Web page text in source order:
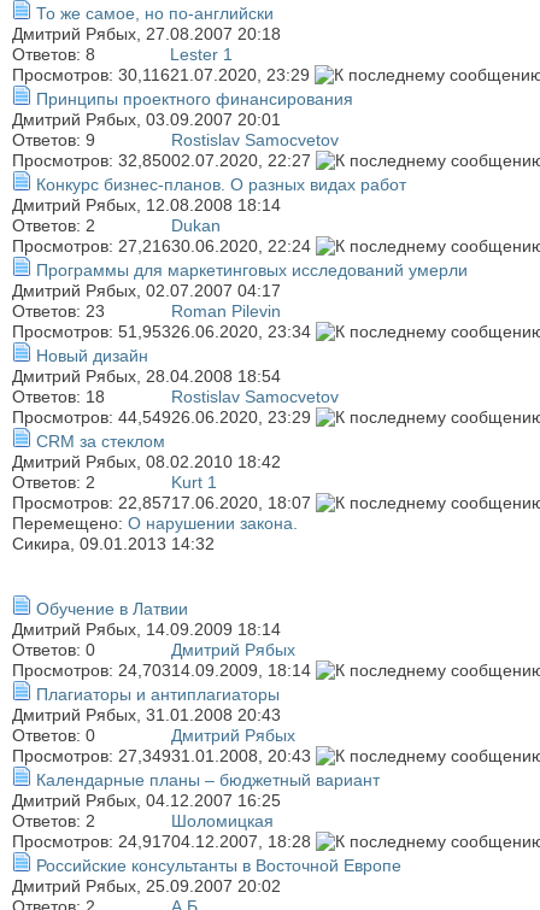
То же самое, но по-английски
Дмитрий Рябых , 27.08.2007 20:18
Ответов: 8
Просмотров: 30,116
Lester 1
21.07.2020, 23:29
Принципы проектного финансирования
Дмитрий Рябых , 03.09.2007 20:01
Ответов: 9
Просмотров: 32,850
Rostislav Samocvetov
02.07.2020, 22:27
Конкурс бизнес-планов. О разных видах работ
Дмитрий Рябых , 12.08.2008 18:14
Ответов: 2
Просмотров: 27,216
Dukan
30.06.2020, 22:24
Программы для маркетинговых исследований умерли
Дмитрий Рябых , 02.07.2007 04:17
Ответов: 23
Просмотров: 51,953
Roman Pilevin
26.06.2020, 23:34
Новый дизайн
Дмитрий Рябых , 28.04.2008 18:54
Ответов: 18
Просмотров: 44,549
Rostislav Samocvetov
26.06.2020, 23:29
CRM за стеклом
Дмитрий Рябых , 08.02.2010 18:42
Ответов: 2
Просмотров: 22,857
Kurt 1
17.06.2020, 18:07
Перемещено: О нарушении закона.
Сикира , 09.01.2013 14:32
Обучение в Латвии
Дмитрий Рябых , 14.09.2009 18:14
Ответов: 0
Просмотров: 24,703
Дмитрий Рябых
14.09.2009, 18:14
Плагиаторы и антиплагиаторы
Дмитрий Рябых , 31.01.2008 20:43
Ответов: 0
Просмотров: 27,349
Дмитрий Рябых
31.01.2008, 20:43
Календарные планы – бюджетный вариант
Дмитрий Рябых , 04.12.2007 16:25
Ответов: 2
Просмотров: 24,917
Шоломицкая
04.12.2007, 18:28
Российские консультанты в Восточной Европе
Дмитрий Рябых , 25.09.2007 20:02